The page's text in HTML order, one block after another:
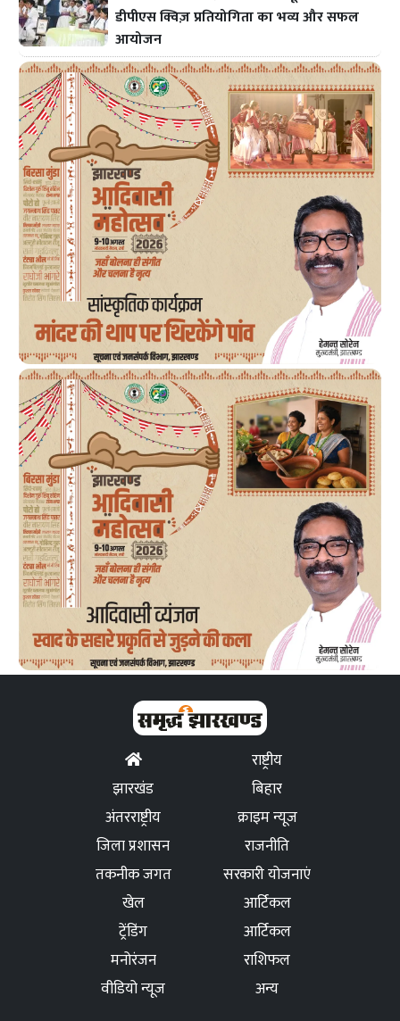
डीपीएस क्विज़ प्रतियोगिता का भव्य और सफल
आयोजन
राष्ट्रीय
झारखंड
बिहार
अंतरराष्ट्रीय
क्राइम न्यूज
जिला प्रशासन
राजनीति
तकनीक जगत
सरकारी योजनाएं
खेल
आर्टिकल
ट्रेंडिंग
आर्टिकल
मनोरंजन
राशिफल
वीडियो न्यूज
अन्य